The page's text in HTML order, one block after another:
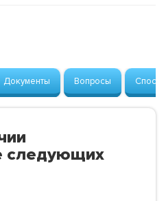
Документы Вопросы
следующих